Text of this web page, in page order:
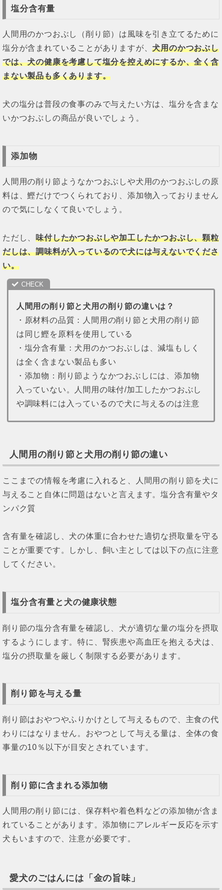
塩分含有量
人間用のかつおぶし（削り節）は風味を引き立てるために
塩分が含まれていることがありますが、犬用のかつおぶし
では、犬の健康を考慮して塩分を控えめにするか、全く含
まない製品も多くあります。
犬の塩分は普段の食事のみで与えたい方は、塩分を含まな
いかつおぶしの商品が良いでしょう。
添加物
人間用の削り節ようなかつおぶしや犬用のかつおぶしの原
料は、鰹だけでつくられており、添加物入っておりません
ので気にしなくて良いでしょう。
ただし、味付したかつおぶしや加工したかつおぶし、顆粒
だしは、調味料が入っているので犬には与えないでくださ
い。
人間用の削り節と犬用の削り節の違いは？
・原材料の品質：人間用の削り節と犬用の削り節
は同じ鰹を原料を使用している
・塩分含有量：犬用のかつおぶしは、減塩もしく
は全く含まない製品も多い
・添加物：削り節ようなかつおぶしには、添加物
入っていない。人間用の味付/加工したかつおぶし
や調味料には入っているので犬に与えるのは注意
人間用の削り節と犬用の削り節の違い
ここまでの情報を考慮に入れると、人間用の削り節を犬に
与えること自体に問題はないと言えます。塩分含有量やタ
ンパク質
含有量を確認し、犬の体重に合わせた適切な摂取量を守る
ことが重要です。しかし、飼い主としては以下の点に注意
してください。
塩分含有量と犬の健康状態
削り節の塩分含有量を確認し、犬が適切な量の塩分を摂取
するようにします。特に、腎疾患や高血圧を抱える犬は、
塩分の摂取量を厳しく制限する必要があります。
削り節を与える量
削り節はおやつやふりかけとして与えるもので、主食の代
わりにはなりません。おやつとして与える量は、全体の食
事量の10％以下が目安とされています。
削り節に含まれる添加物
人間用の削り節には、保存料や着色料などの添加物が含ま
れていることがあります。添加物にアレルギー反応を示す
犬もいますので、注意が必要です。
愛犬のごはんには「金の旨味」